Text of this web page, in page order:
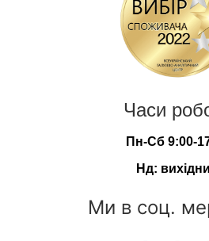
Часи
Пн-Сб 9:00-
Нд:
Ми в соц.